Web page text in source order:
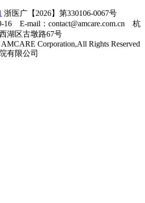
浙医广【2026】第330106-0067号
16 E-mail：contact@amcare.com.cn 杭
湖区古墩路67号
Corporation,All Rights Reserved
有限公司